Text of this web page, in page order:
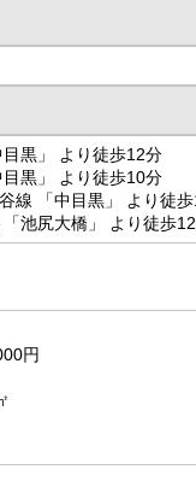
黒」 より徒歩12分
黒」 より徒歩10分
線 「中目黒」 より徒
池尻大橋」 より徒歩
円